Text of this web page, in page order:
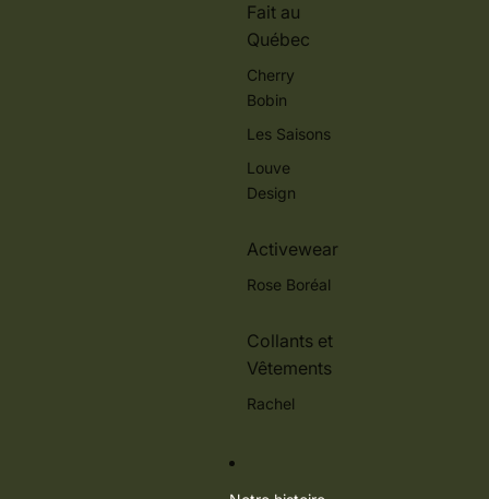
Fait au
Québec
Cherry
Bobin
Les Saisons
Louve
Design
Activewear
Rose Boréal
Collants et
Vêtements
Rachel